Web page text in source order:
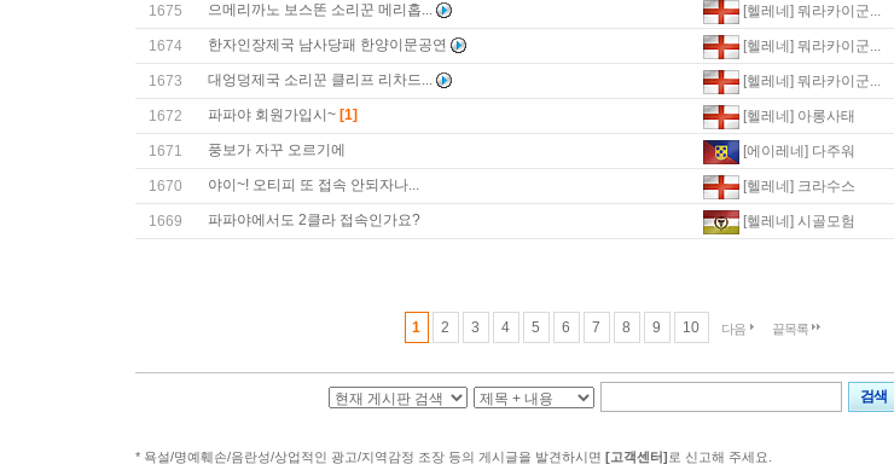
1675 으메리까노 보스똔 소리꾼 메리홉... [헬레네] 뭐라카이군...
1674 한자인장제국 남사당패 한양이문공연 [헬레네] 뭐라카이군...
1673 대엉덩제국 소리꾼 클리프 리차드... [헬레네] 뭐라카이군...
1672 파파야 회원가입시~ [1] [헬레네] 아롱사태
1671 풍보가 자꾸 오르기에 [에이레네] 다주워
1670 야이~! 오티피 또 접속 안되자나... [헬레네] 크라수스
1669 파파야에서도 2클라 접속인가요? [헬레네] 시골모험
1 2 3 4 5 6 7 8 9 10 다음 끝목록
검색
* 욕설/명예훼손/음란성/상업적인 광고/지역감정 조장 등의 게시글을 발견하시면 [고객센터] 로 신고해 주세요.